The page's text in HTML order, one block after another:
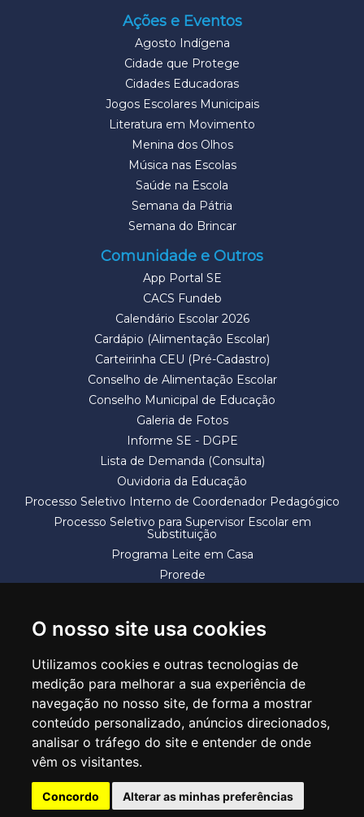
O nosso site usa cookies
Utilizamos cookies e outras tecnologias de
medição para melhorar a sua experiência de
navegação no nosso site, de forma a mostrar
conteúdo personalizado, anúncios direcionados,
analisar o tráfego do site e entender de onde
vêm os visitantes.
Concordo Alterar as minhas preferências
Ações e Eventos
Agosto Indígena
Cidade que Protege
Cidades Educadoras
Jogos Escolares Municipais
Literatura em Movimento
Menina dos Olhos
Música nas Escolas
Saúde na Escola
Semana da Pátria
Semana do Brincar
Comunidade e Outros
App Portal SE
CACS Fundeb
Calendário Escolar 2026
Cardápio (Alimentação Escolar)
Carteirinha CEU (Pré-Cadastro)
Conselho de Alimentação Escolar
Conselho Municipal de Educação
Galeria de Fotos
Informe SE - DGPE
Lista de Demanda (Consulta)
Ouvidoria da Educação
Processo Seletivo Interno de Coordenador Pedagógico
Processo Seletivo para Supervisor Escolar em
Substituição
Programa Leite em Casa
Prorede
SECRETARIA DE EDUCAÇÃO
Rua Claudino Barbosa, 313 - Macedo - Guarulhos/SP CEP 07113-040
Central de Atendimento: *55 11 2475-7300